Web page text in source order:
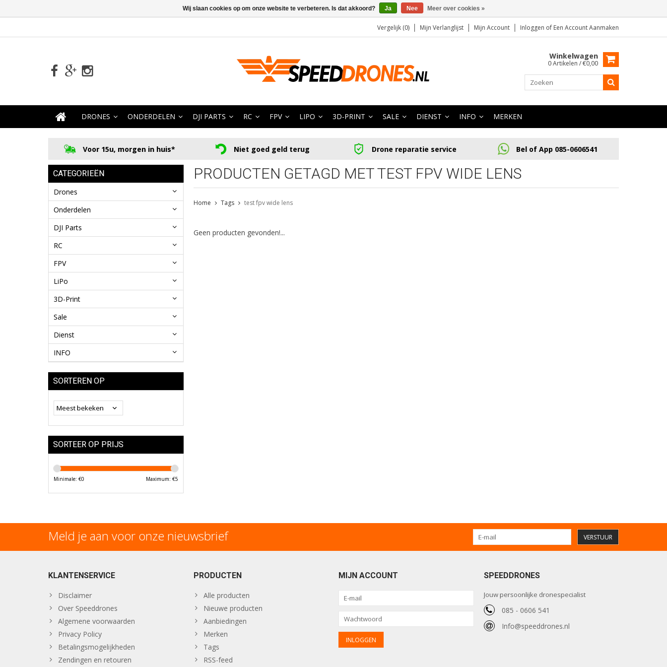
Vergelijk (0) Mijn Verlanglijst Mijn Account Inloggen of Een Account Aanmaken
Winkelwagen
0 Artikelen / €0,00
DRONES ONDERDELEN DJI PARTS RC FPV LIPO 3D-PRINT SALE DIENST INFO MERKEN
Voor 15u, morgen in huis* Niet goed geld terug Drone reparatie service Bel of App 085-0606541
CATEGORIEËN
Drones
Onderdelen
DJI Parts
RC
FPV
LiPo
3D-Print
Sale
Dienst
INFO
SORTEREN OP
SORTEER OP PRIJS
Minimale: €0 Maximum: €5
PRODUCTEN GETAGD MET TEST FPV WIDE LENS
Home Tags test fpv wide lens
Geen producten gevonden!...
Meld je aan voor onze nieuwsbrief VERSTUUR
KLANTENSERVICE
Disclaimer
Over Speeddrones
Algemene voorwaarden
Privacy Policy
Betalingsmogelijkheden
Zendingen en retouren
PRODUCTEN
Alle producten
Nieuwe producten
Aanbiedingen
Merken
Tags
RSS-feed
MIJN ACCOUNT SPEEDDRONES
Jouw persoonlijke dronespecialist
085 - 0606 541
Info@speeddrones.nl
Wij slaan cookies op om onze website te verbeteren. Is dat akkoord? Ja Nee Meer over cookies »